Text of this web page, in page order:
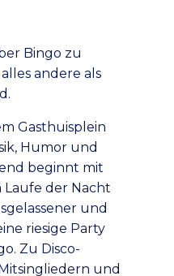
Bingo zu
andere als
Gasthuisplein
Humor und
beginnt mit
Laufe der Nacht
und
riesige Party
Zu Disco-
und